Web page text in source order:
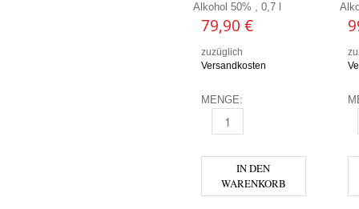
Alkohol 50% , 0,7 l
79,90 €
zuzüglich
Versandkosten
MENGE:
WATERFORD - CUVEE KOFFI
IN DEN
WARENKORB